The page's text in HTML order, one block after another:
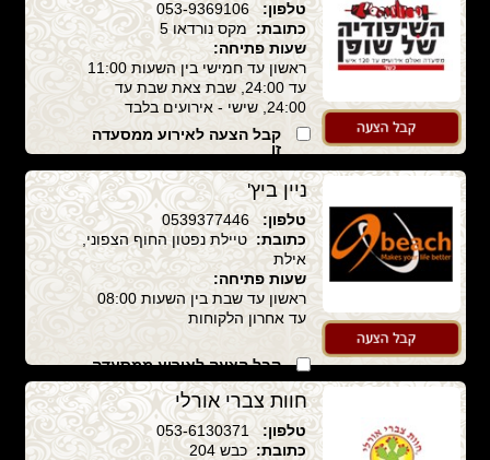
טלפון:053-9369106
כתובת: מקס נורדאו 5
שעות פתיחה:
ראשון עד חמישי בין השעות 11:00
עד 24:00, שבת צאת שבת עד
24:00, שישי - אירועים בלבד
קבל הצעה לאירוע ממסעדה
זו
ניין ביץ'
טלפון:0539377446
כתובת: טיילת נפטון החוף הצפוני,
אילת
שעות פתיחה:
ראשון עד שבת בין השעות 08:00
עד אחרון הלקוחות
קבל הצעה לאירוע ממסעדה
זו
חוות צברי אורלי
טלפון:053-6130371
כתובת: כבש 204